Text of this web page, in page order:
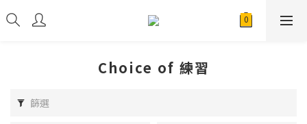
Choice of 練習
篩選